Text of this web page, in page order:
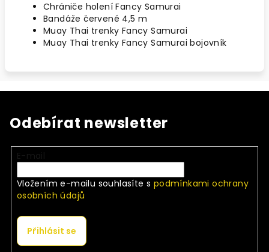
Chrániče holení Fancy Samurai
Bandáže červené 4,5 m
Muay Thai trenky Fancy Samurai
Muay Thai trenky Fancy Samurai bojovník
Odebírat newsletter
Vložením e-mailu souhlasíte s podmínkami ochrany
osobních údajů
Přihlásit se